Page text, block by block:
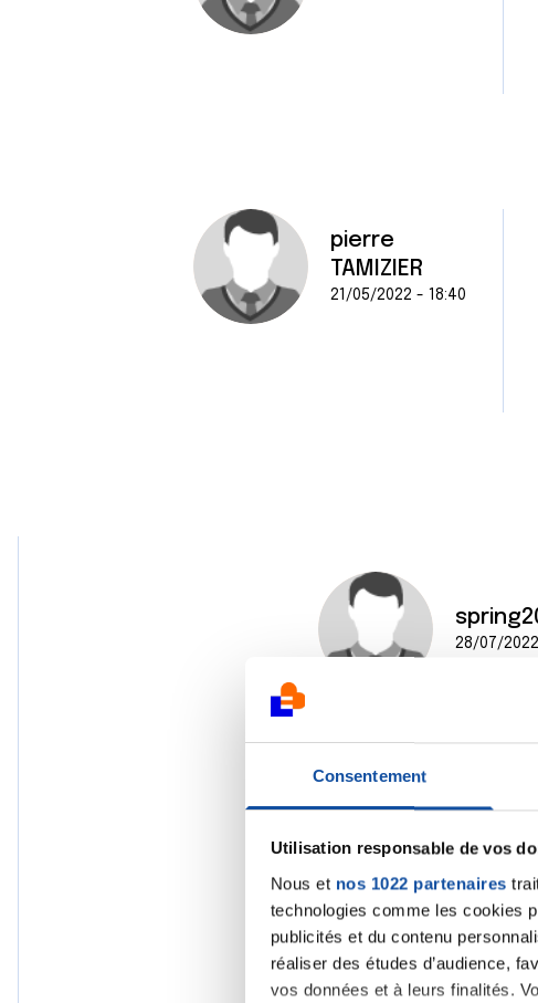
Consentement
Utilisation responsable de vos
Nous et nos 1022 partenaires
technologies comme les cookies
publicités et du contenu
réaliser des études d’audience,
vos données et à leurs finalités.
pierre
TAMIZIER
21/05/2022 - 18:40
28/07/2022